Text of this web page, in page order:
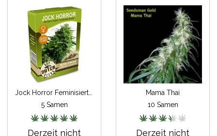
5 Samen
Derzeit nicht
Mama Thai
10 Samen
Derzeit nicht